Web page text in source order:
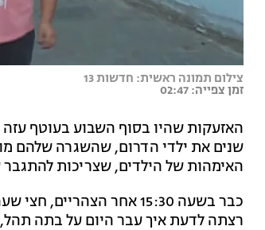
צילום תמונה ראשית: חדשות 13
זמן צפייה: 02:47
האזעקות שהיו בסוף השבוע בעוטף עזה
שנים את ילדי הדרום, שהשגרה שלהם
האימהות של הילדים, שצריכות להתגבר
כבר בשעה 15:30 אחר
רצתה לדעת איך עבר היום על בתה תהל,